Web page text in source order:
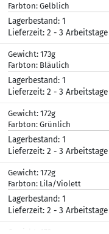
Farbton: Gelblich
Lagerbestand: 1
Lieferzeit: 2 - 3 Arbeitstage
Gewicht: 173g
Farbton: Bläulich
Lagerbestand: 1
Lieferzeit: 2 - 3 Arbeitstage
Gewicht: 172g
Farbton: Grünlich
Lagerbestand: 1
Lieferzeit: 2 - 3 Arbeitstage
Gewicht: 172g
Farbton: Lila/Violett
Lagerbestand: 1
Lieferzeit: 2 - 3 Arbeitstage